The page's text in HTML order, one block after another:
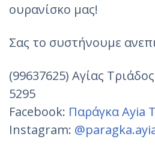
ουρανίσκο μας!
Σας το συστήνουμε
(99637625) Αγίας
5295
Facebook: Παράγκα Ayia
Instagram: